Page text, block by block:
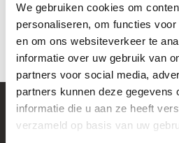
We gebruiken cookies om
personaliseren, om functies
en om ons websiteverkeer te
informatie over uw gebruik van
partners voor social media,
partners kunnen deze gegevens
informatie die u aan ze heeft
verzameld op basis van uw
Nog niet gewaardeerd
OP VOORRAAD
+ 100.000 tevreden klanten in NL
Mail naarinfo@hangslotje.nl